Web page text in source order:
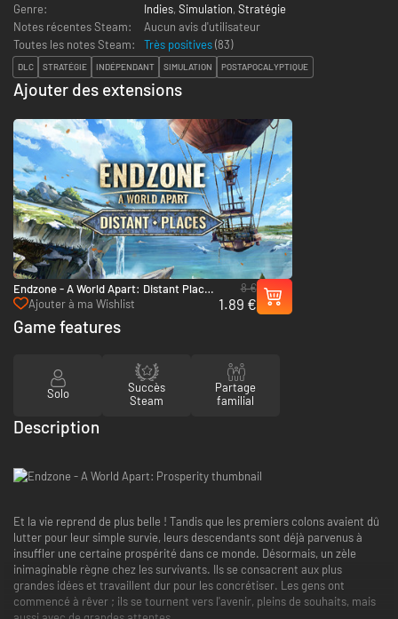
Genre:
Indies, Simulation, Stratégie
Notes récentes Steam:
Aucun avis d'utilisateur
Toutes les notes Steam:
Très positives(83)
DLC STRATÉGIE INDÉPENDANT SIMULATION POSTAPOCALYPTIQUE
Ajouter des extensions
Endzone - A World Apart: Distant Places
- PC (Steam)
Ajouter à ma Wishlist
8 €
1.89 €
Game features
Solo
Succès
Steam
Partage
familial
Description
Et la vie reprend de plus belle ! Tandis que les premiers colons avaient dû
lutter pour leur simple survie, leurs descendants sont déjà parvenus à
insuffler une certaine prospérité dans ce monde. Désormais, un zèle
inimaginable règne chez les survivants. Ils se consacrent aux plus
grandes idées et travaillent dur pour les concrétiser. Les gens ont
commencé à rêver ; ils se tournent vers l'avenir, pleins de souhaits, mais